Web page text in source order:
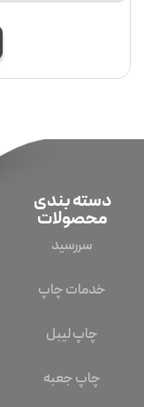
دسته بندی
محصولات
سررسید
خدمات چاپ
چاپ لیبل
چاپ جعبه